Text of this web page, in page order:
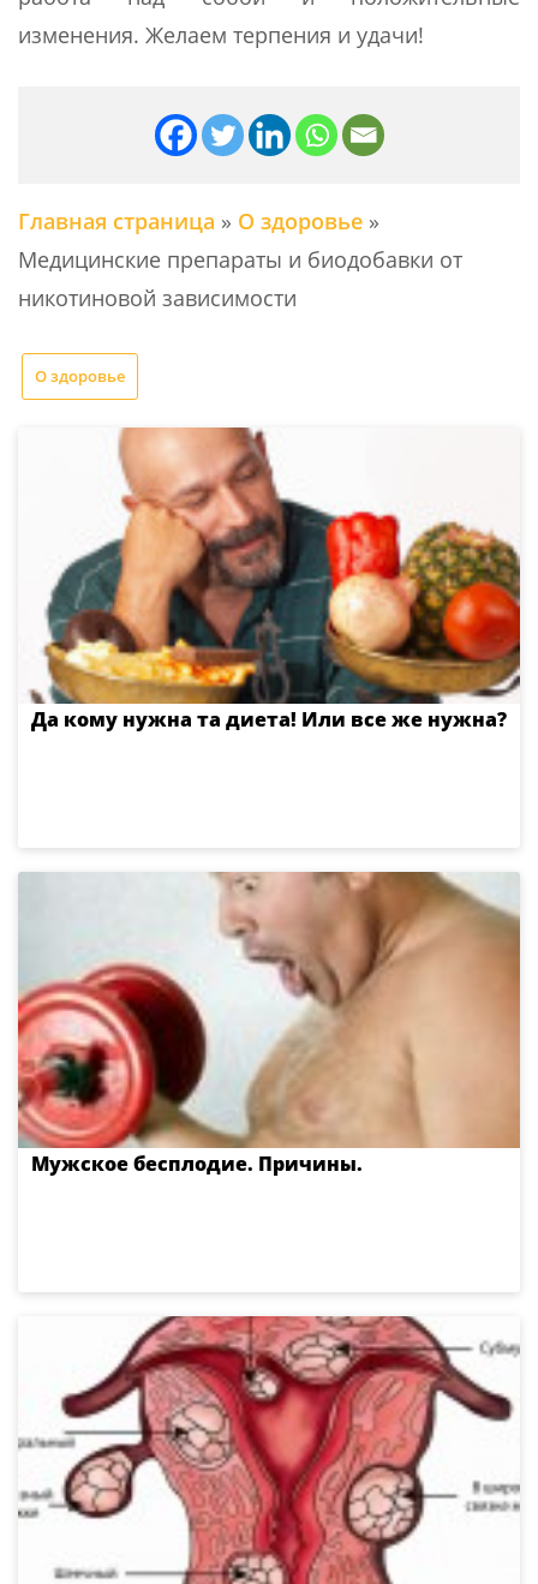
изменения. Желаем терпения и удачи!
Главная страница » О здоровье »
Медицинские препараты и биодобавки от
никотиновой зависимости
О здоровье
Да кому нужна та диета! Или все же нужна?
Мужское бесплодие. Причины.